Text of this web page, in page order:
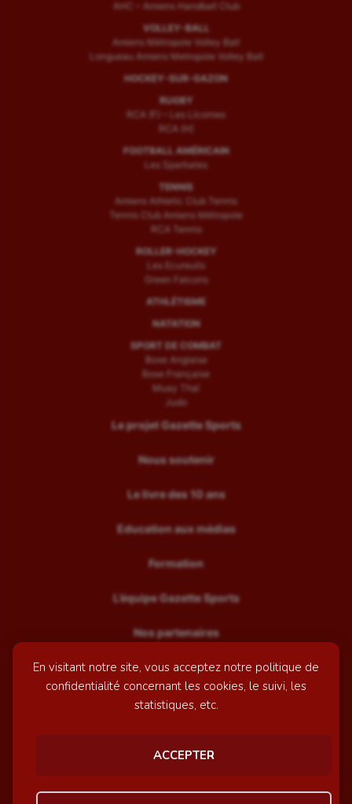
En visitant notre site, vous acceptez notre politique de
confidentialité concernant les cookies, le suivi, les
statistiques, etc.
ACCEPTER
AHC – Amiens Handball Club
VOLLEY-BALL
Amiens Métropole Volley Ball
Longueau Amiens Metropole Volley Ball
HOCKEY-SUR-GAZON
RUGBY
RCA (F) – Les Licornes
RCA (H)
FOOTBALL AMÉRICAIN
Les Spartiates
TENNIS
Amiens Athletic Club Tennis
Tennis Club Amiens Métropole
RCA Tennis
ROLLER-HOCKEY
Les Ecureuils
Green Falcons
ATHLÉTISME
NATATION
SPORT DE COMBAT
Boxe Anglaise
Boxe Française
Muay Thaï
Judo
Le projet Gazette Sports
Nous soutenir
Le livre des 10 ans
Education aux médias
Formation
L’équipe Gazette Sports
Nos partenaires
Recrutement
Mentions légales